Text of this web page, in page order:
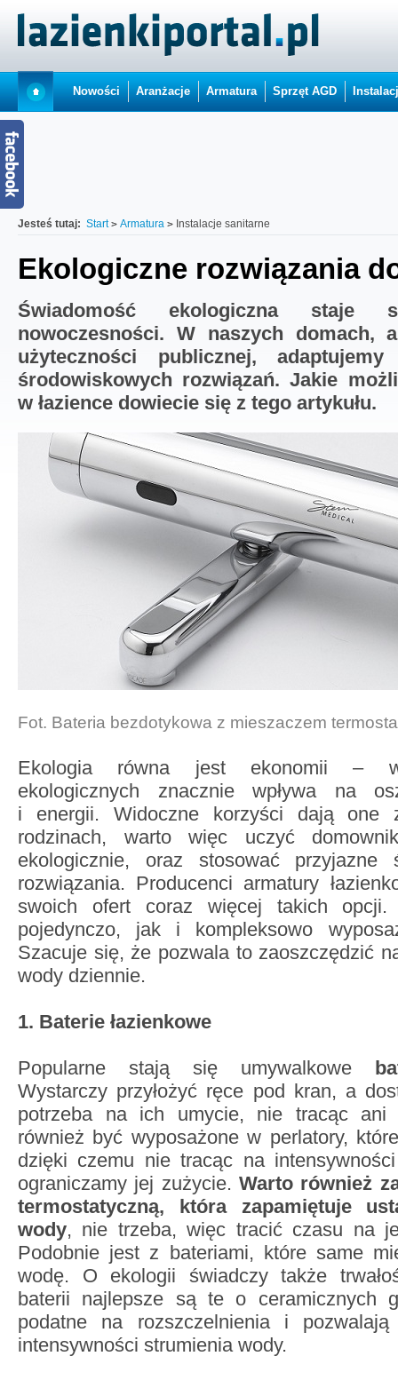
Nowości Aranżacje Armatura Sprzęt AGD
Jesteś tutaj: Start Armatura Instalacje sanitarne
Ekologiczne rozwiązania
Świadomość ekologiczna staje
nowoczesności. W naszych domach,
użyteczności publicznej,
środowiskowych rozwiązań. Jakie
w łazience dowiecie się z tego artykułu.
Fot. Bateria bezdotykowa z mieszaczem
Ekologia równa jest ekonomii –
ekologicznych znacznie wpływa na
i energii. Widoczne korzyści dają one
rodzinach, warto więc uczyć
ekologicznie, oraz stosować przyjazne
rozwiązania. Producenci armatury
swoich ofert coraz więcej takich
pojedynczo, jak i kompleksowo
Szacuje się, że pozwala to zaoszczędzić
wody dziennie.
1. Baterie łazienkowe
Popularne stają się umywalkowe
Wystarczy przyłożyć ręce pod kran, a
potrzeba na ich umycie, nie tracąc ani
również być wyposażone w perlatory,
dzięki czemu nie tracąc na
ograniczamy jej zużycie. Warto również
termostatyczną, która zapamiętuje
wody, nie trzeba, więc tracić czasu na
Podobnie jest z bateriami, które same
wodę. O ekologii świadczy także
baterii najlepsze są te o ceramicznych
podatne na rozszczelnienia i
intensywności strumienia wody.